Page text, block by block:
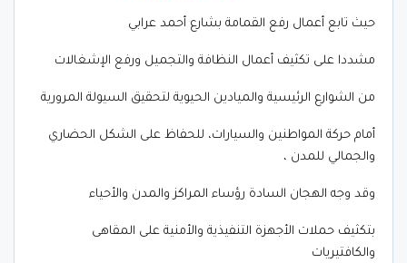
حيث تابع أعمال رفع القمامة بشارع أحمد عرابي
مشددا على تكثيف أعمال النظافة والتجميل ورفع الإشغالات
من الشوارع الرئيسية والميادين الحيوية لتحقيق السيولة المرورية
أمام حركة المواطنين والسيارات، للحفاظ على الشكل الحضاري
والجمالي للمدن ،
وقد وجه الهجان السادة رؤساء المراكز والمدن والأحياء
بتكثيف حملات الأجهزة التنفيذية والأمنية على المقاهى
والكافتيريات